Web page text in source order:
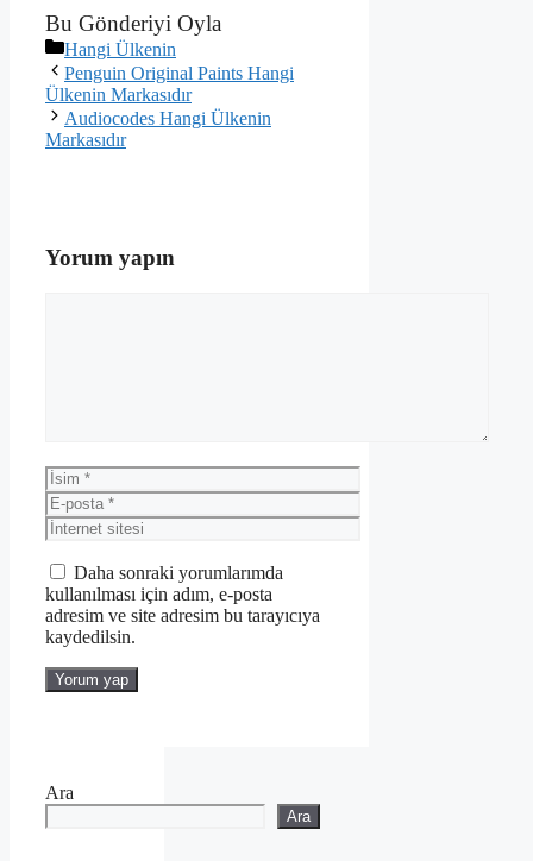
Bu Gönderiyi Oyla
Kategoriler
Hangi Ülkenin
Penguin Original Paints Hangi
Ülkenin Markasıdır
Audiocodes Hangi Ülkenin
Markasıdır
Yorum yapın
İsim
E-
posta
İnternet
sitesi
Daha sonraki yorumlarımda
kullanılması için adım, e-posta
adresim ve site adresim bu tarayıcıya
kaydedilsin.
Ara
Ara